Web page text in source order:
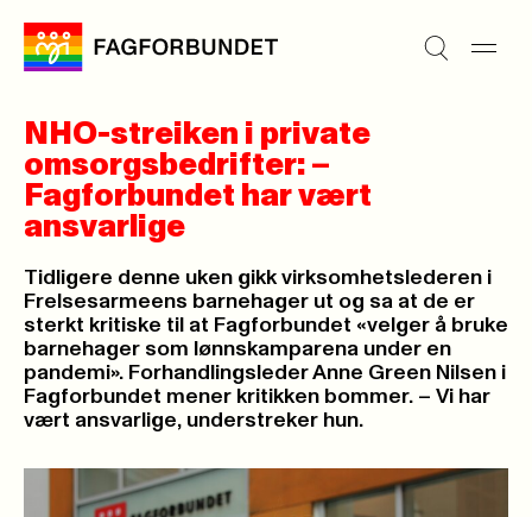
NHO-streiken i private
omsorgsbedrifter: ­–
Fagforbundet har vært
ansvarlige
Tidligere denne uken gikk virksomhetslederen i
Frelsesarmeens barnehager ut og sa at de er
sterkt kritiske til at Fagforbundet «velger å bruke
barnehager som lønnskamparena under en
pandemi». Forhandlingsleder Anne Green Nilsen i
Fagforbundet mener kritikken bommer. – Vi har
vært ansvarlige, understreker hun.